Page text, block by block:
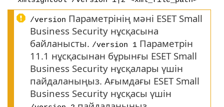
/version Параметрінің мәні ESET Small
Business Security нұсқасына
байланысты. /version 1 Параметрін
11.1 нұсқасынан бұрынғы ESET Small
Business Security нұсқалары үшін
пайдаланыңыз. Ағымдағы ESET Small
Business Security нұсқасы үшін